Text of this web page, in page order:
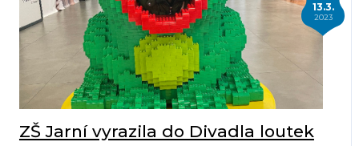
13.3.
2023
ZŠ Jarní vyrazila do Divadla loutek